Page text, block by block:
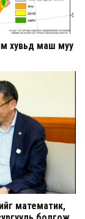
хувьд маш муу
математик,